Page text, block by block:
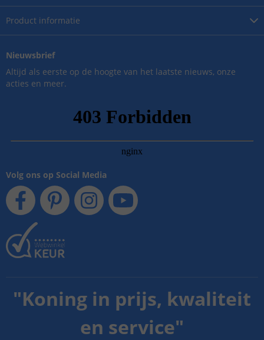
Product informatie
Nieuwsbrief
Altijd als eerste op de hoogte van het laatste nieuws, onze
acties en meer.
Volg ons op Social Media
"Koning in prijs, kwaliteit
en service"